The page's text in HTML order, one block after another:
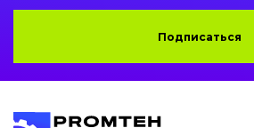
Гидравлика
Подписаться